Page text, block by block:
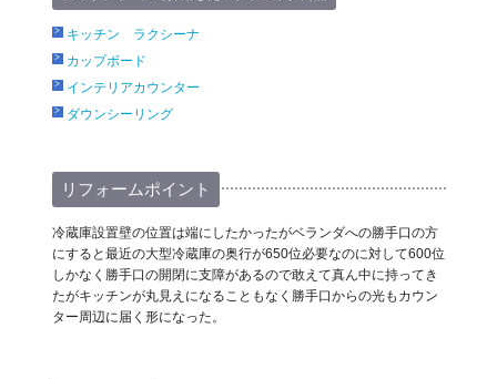
キッチン ラクシーナ
カップボード
インテリアカウンター
ダウンシーリング
リフォームポイント
冷蔵庫設置壁の位置は端にしたかったがベランダへの勝手口の方
にすると最近の大型冷蔵庫の奥行が650位必要なのに対して600位
しかなく勝手口の開閉に支障があるので敢えて真ん中に持ってき
たがキッチンが丸見えになることもなく勝手口からの光もカウン
ター周辺に届く形になった。